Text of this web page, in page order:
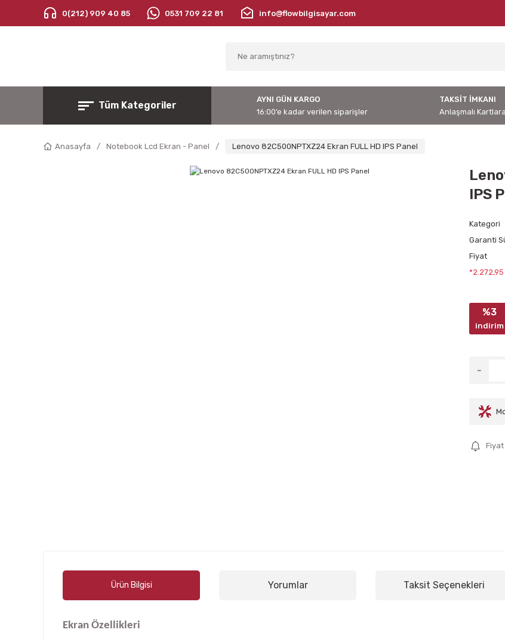
0(212) 909 40 85 0531 709 22 81 info@flowbilgisayar.com
Tüm Kategoriler
AYNI GÜN KARGO
16:00’e kadar verilen siparişler
TAKSİT İMKANI
Anlaşmalı
Anasayfa Notebook Lcd Ekran - Panel Lenovo 82C500NPTXZ24 Ekran FULL HD IPS Panel
IPS
Kategori
Garanti
Fiyat
%3
indirim
Fiyat
Ürün Bilgisi Yorumlar Taksit Seçenekleri
Ekran Özellikleri